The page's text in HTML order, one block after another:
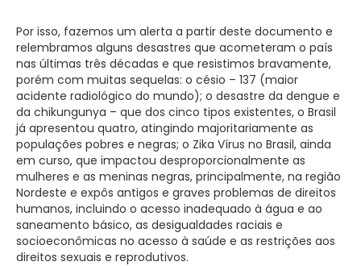
Por isso, fazemos um alerta a partir deste documento e
relembramos alguns desastres que acometeram o país
nas últimas três décadas e que resistimos bravamente,
porém com muitas sequelas: o césio – 137 (maior
acidente radiológico do mundo); o desastre da dengue e
da chikungunya – que dos cinco tipos existentes, o Brasil
já apresentou quatro, atingindo majoritariamente as
populações pobres e negras; o Zika Vírus no Brasil, ainda
em curso, que impactou desproporcionalmente as
mulheres e as meninas negras, principalmente, na região
Nordeste e expôs antigos e graves problemas de direitos
humanos, incluindo o acesso inadequado à água e ao
saneamento básico, as desigualdades raciais e
socioeconômicas no acesso à saúde e as restrições aos
direitos sexuais e reprodutivos.